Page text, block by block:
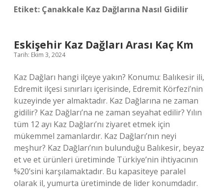
Etiket: Çanakkale Kaz Dağlarına Nasıl Gidilir
Eskişehir Kaz Dağları Arası Kaç Km
Tarih: Ekim 3, 2024
Kaz Dağları hangi ilçeye yakın? Konumu: Balıkesir ili,
Edremit ilçesi sınırları içerisinde, Edremit Körfezi’nin
kuzeyinde yer almaktadır. Kaz Dağlarına ne zaman
gidilir? Kaz Dağları’na ne zaman seyahat edilir? Yılın
tüm 12 ayı Kaz Dağları’nı ziyaret etmek için
mükemmel zamanlardır. Kaz Dağları’nın neyi
meşhur? Kaz Dağları’nın bulunduğu Balıkesir, beyaz
et ve et ürünleri üretiminde Türkiye’nin ihtiyacının
%20’sini karşılamaktadır. Bu kapasiteye paralel
olarak il, yumurta üretiminde de lider konumdadır.